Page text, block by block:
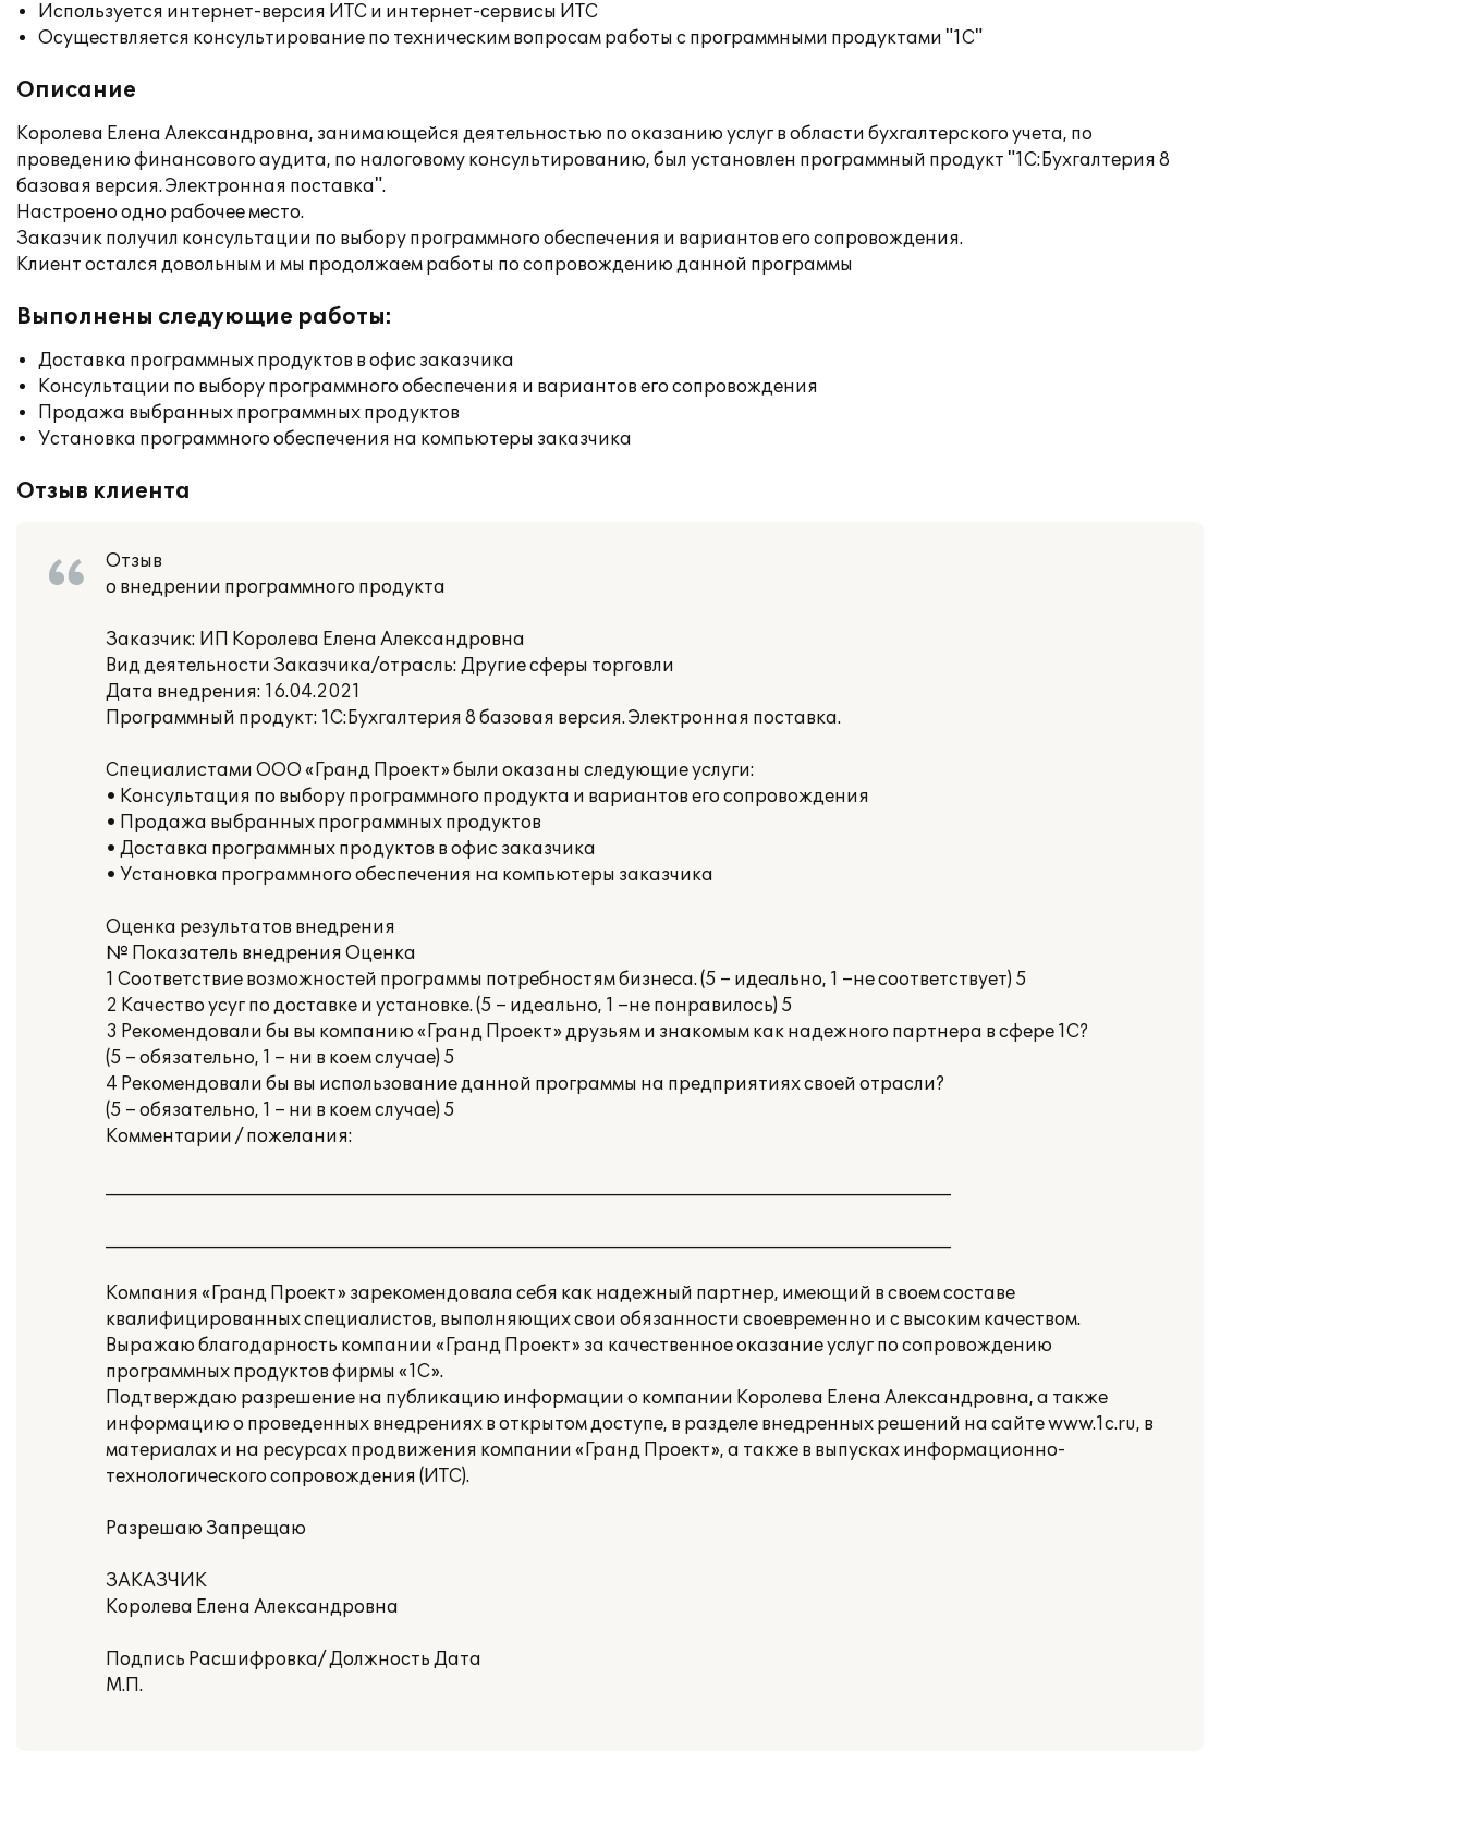
Используется интернет-версия ИТС и интернет-сервисы ИТС
Осуществляется консультирование по техническим вопросам работы с программными продуктами "1С"
Описание
Королева Елена Александровна, занимающейся деятельностью по оказанию услуг в области бухгалтерского учета, по
проведению финансового аудита, по налоговому консультированию, был установлен программный продукт "1С:Бухгалтерия 8
базовая версия. Электронная поставка".
Настроено одно рабочее место.
Заказчик получил консультации по выбору программного обеспечения и вариантов его сопровождения.
Клиент остался довольным и мы продолжаем работы по сопровождению данной программы
Выполнены следующие работы:
Доставка программных продуктов в офис заказчика
Консультации по выбору программного обеспечения и вариантов его сопровождения
Продажа выбранных программных продуктов
Установка программного обеспечения на компьютеры заказчика
Отзыв клиента
Отзыв
о внедрении программного продукта
Заказчик: ИП Королева Елена Александровна
Вид деятельности Заказчика/отрасль: Другие сферы торговли
Дата внедрения: 16.04.2021
Программный продукт: 1С:Бухгалтерия 8 базовая версия. Электронная поставка.
Специалистами ООО «Гранд Проект» были оказаны следующие услуги:
• Консультация по выбору программного продукта и вариантов его сопровождения
• Продажа выбранных программных продуктов
• Доставка программных продуктов в офис заказчика
• Установка программного обеспечения на компьютеры заказчика
Оценка результатов внедрения
№ Показатель внедрения Оценка
1 Соответствие возможностей программы потребностям бизнеса. (5 – идеально, 1 –не соответствует) 5
2 Качество усуг по доставке и установке. (5 – идеально, 1 –не понравилось) 5
3 Рекомендовали бы вы компанию «Гранд Проект» друзьям и знакомым как надежного партнера в сфере 1С?
(5 – обязательно, 1 – ни в коем случае) 5
4 Рекомендовали бы вы использование данной программы на предприятиях своей отрасли?
(5 – обязательно, 1 – ни в коем случае) 5
Комментарии / пожелания:
_________________________________________________________________________________________________
_________________________________________________________________________________________________
Компания «Гранд Проект» зарекомендовала себя как надежный партнер, имеющий в своем составе
квалифицированных специалистов, выполняющих свои обязанности своевременно и с высоким качеством.
Выражаю благодарность компании «Гранд Проект» за качественное оказание услуг по сопровождению
программных продуктов фирмы «1С».
Подтверждаю разрешение на публикацию информации о компании Королева Елена Александровна, а также
информацию о проведенных внедрениях в открытом доступе, в разделе внедренных решений на сайте www.1c.ru, в
материалах и на ресурсах продвижения компании «Гранд Проект», а также в выпусках информационно-
технологического сопровождения (ИТС).
Разрешаю Запрещаю
ЗАКАЗЧИК
Королева Елена Александровна
Подпись Расшифровка/ Должность Дата
М.П.